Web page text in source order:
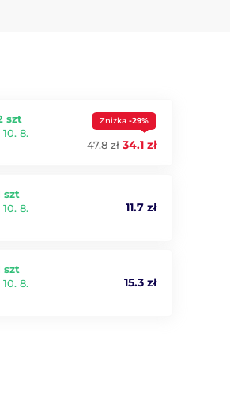
szt
8.
Zniżka -29%
47.8 zł 34.1 zł
szt
8.
11.7 zł
szt
8.
15.3 zł